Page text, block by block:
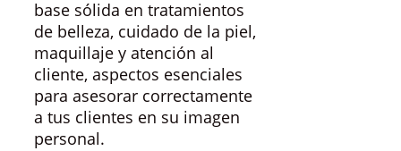
base sólida en tratamientos
de belleza, cuidado de la piel,
maquillaje y atención al
cliente, aspectos esenciales
para asesorar correctamente
a tus clientes en su imagen
personal.